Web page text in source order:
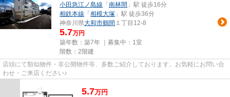
小田急江ノ島線 「 南林間 」駅 徒歩16分
相鉄本線 「 相模大塚 」駅 徒歩36分
神奈川県大和市鶴間 １丁目12-8
5.7万円
築年数：築7年 ｜募集中： 1室
階数：2階建
店頭にて類似物件・非公開物件等、多数ご紹介しております。お気軽にお問い合
わせ・ご来店ください♪
5.7万円